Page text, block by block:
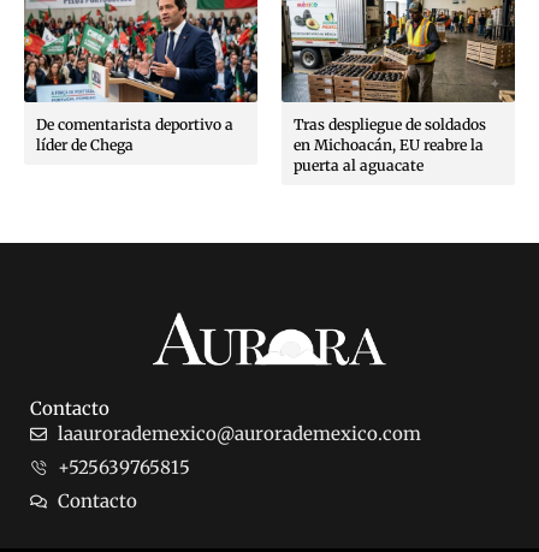
De comentarista deportivo a
líder de Chega
Tras despliegue de soldados
en Michoacán, EU reabre la
puerta al aguacate
Contacto
laaurorademexico@aurorademexico.com
+525639765815
Contacto